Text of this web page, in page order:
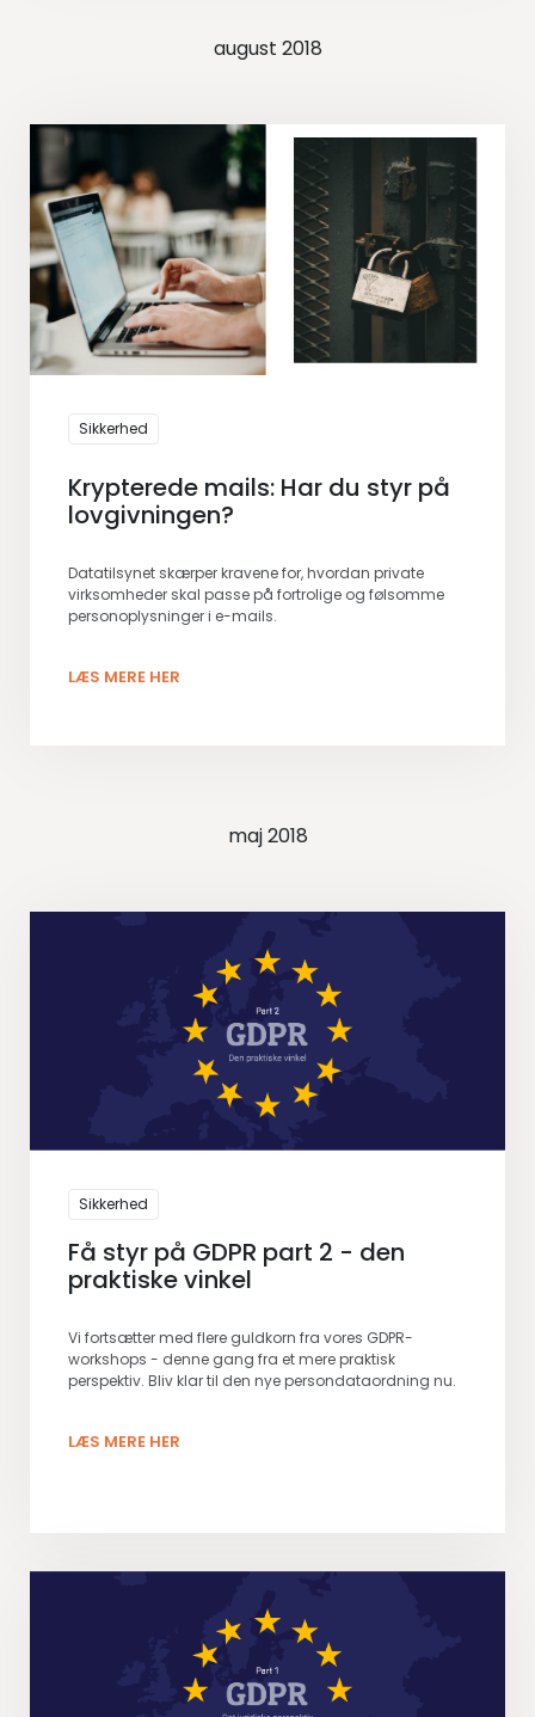
august 2018
Sikkerhed
Krypterede mails: Har du styr på
lovgivningen?
Datatilsynet skærper kravene for, hvordan private
virksomheder skal passe på fortrolige og følsomme
personoplysninger i e-mails.
LÆS MERE HER
maj 2018
Sikkerhed
Få styr på GDPR part 2 - den
praktiske vinkel
Vi fortsætter med flere guldkorn fra vores GDPR-
workshops - denne gang fra et mere praktisk
perspektiv. Bliv klar til den nye persondataordning nu.
LÆS MERE HER